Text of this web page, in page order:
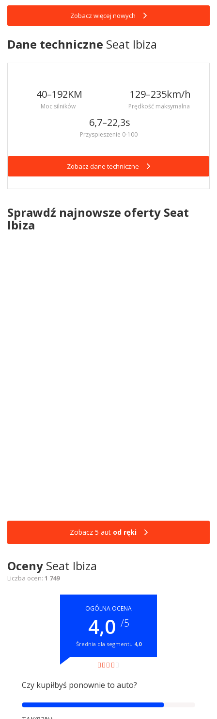
Zobacz więcej nowych
Dane techniczne Seat Ibiza
40–192KM
Moc silników
129–235km/h
Prędkość maksymalna
6,7–22,3s
Przyspieszenie 0-100
Zobacz dane techniczne
Sprawdź najnowsze oferty Seat
Ibiza
Zobacz 5 aut od ręki
Oceny Seat Ibiza
Liczba ocen: 1 749
OGÓLNA OCENA
4,0 /5
Średnia dla segmentu 4,0
Czy kupiłbyś ponownie to auto?